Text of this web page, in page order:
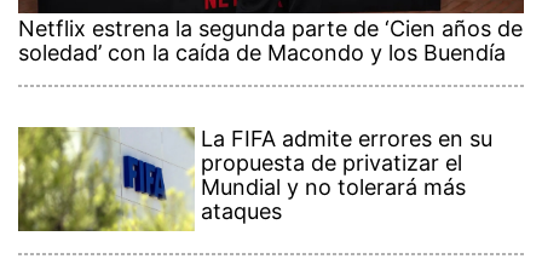
Netflix estrena la segunda parte de ‘Cien años de
soledad’ con la caída de Macondo y los Buendía
La FIFA admite errores en su
propuesta de privatizar el
Mundial y no tolerará más
ataques